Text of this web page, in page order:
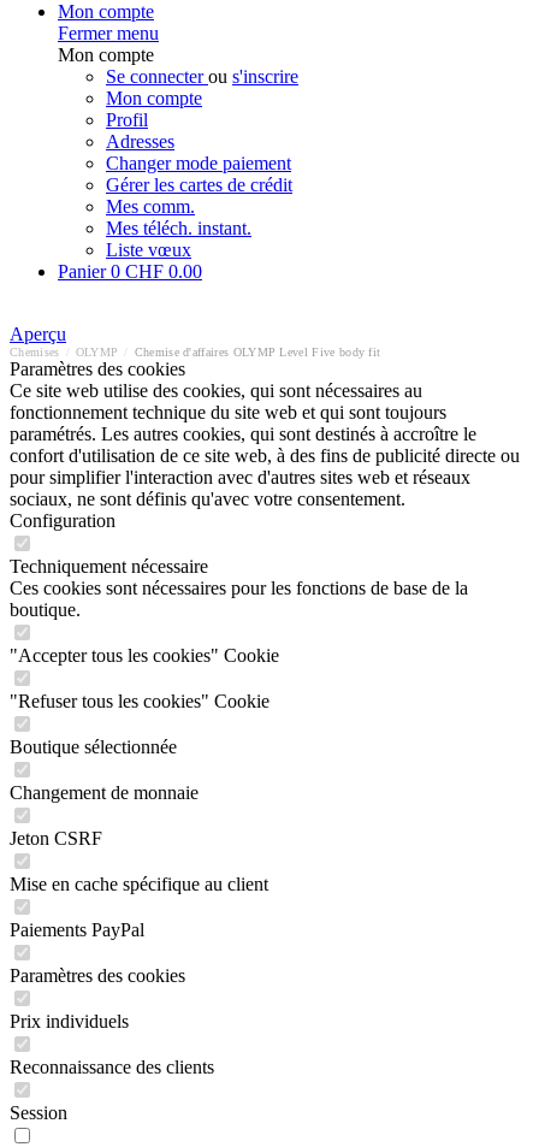
Mon compte
Fermer menu
Mon compte
Se connecterou s'inscrire
Mon compte
Profil
Adresses
Changer mode paiement
Gérer les cartes de crédit
Mes comm.
Mes téléch. instant.
Liste vœux
Panier0 CHF 0.00
Aperçu
Chemises OLYMP Chemise d'affaires OLYMP Level Five body fit
Paramètres des cookies
Ce site web utilise des cookies, qui sont nécessaires au
fonctionnement technique du site web et qui sont toujours
paramétrés. Les autres cookies, qui sont destinés à accroître le
confort d'utilisation de ce site web, à des fins de publicité directe ou
pour simplifier l'interaction avec d'autres sites web et réseaux
sociaux, ne sont définis qu'avec votre consentement.
Configuration
Techniquement nécessaire
Ces cookies sont nécessaires pour les fonctions de base de la
boutique.
"Accepter tous les cookies" Cookie
"Refuser tous les cookies" Cookie
Boutique sélectionnée
Changement de monnaie
Jeton CSRF
Mise en cache spécifique au client
Paiements PayPal
Paramètres des cookies
Prix individuels
Reconnaissance des clients
Session